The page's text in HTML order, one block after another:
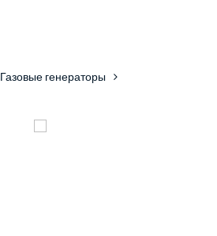
Газовые генераторы